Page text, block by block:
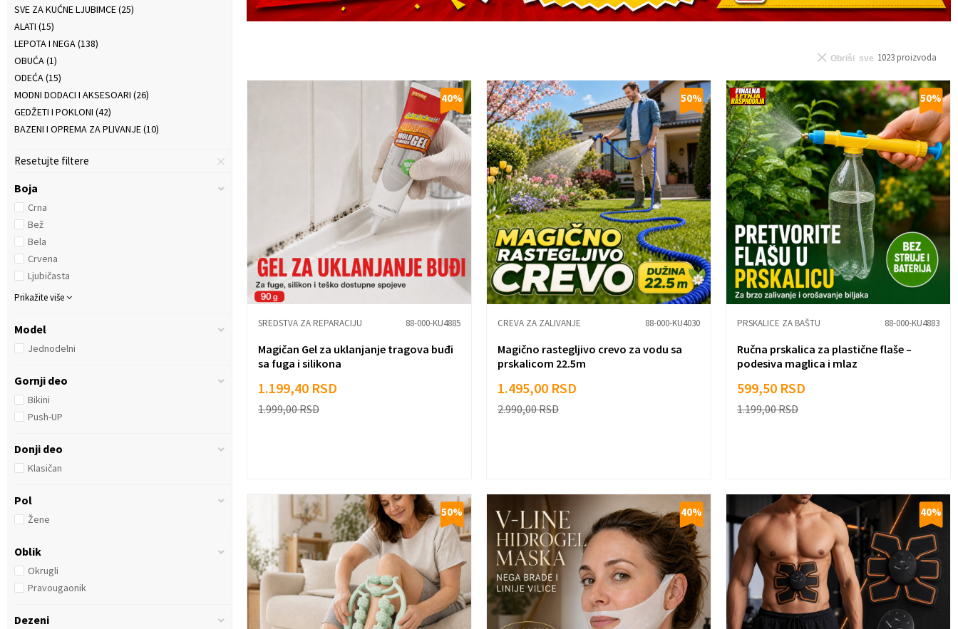
SVE ZA KUĆNE LJUBIMCE(25)
ALATI (15)
LEPOTA I NEGA(138)
OBUĆA(1)
ODEĆA(15)
MODNI DODACI I AKSESOARI (26)
GEDŽETI I POKLONI (42)
BAZENI I OPREMA ZA PLIVANJE(10)
Resetujte filtere
Boja
Crna
Bež
Bela
Crvena
Ljubičasta
Prikažite više
Model
Jednodelni
Gornji deo
Bikini
Push-UP
Donji deo
Klasičan
Pol
Žene
Oblik
Okrugli
Pravougaonik
Dezeni
1023 proizvoda
Obriši sve
40%
SREDSTVA ZA REPARACIJU 88-000-KU4885
Magičan Gel za uklanjanje tragova buđi
sa fuga i silikona
1.199,40 RSD
1.999,00RSD
50%
CREVA ZA ZALIVANJE 88-000-KU4030
Magično rastegljivo crevo za vodu sa
prskalicom 22.5m
1.495,00 RSD
2.990,00RSD
50%
PRSKALICE ZA BAŠTU 88-000-KU4883
Ručna prskalica za plastične flaše –
podesiva maglica i mlaz
599,50 RSD
1.199,00RSD
50% 40% 40%